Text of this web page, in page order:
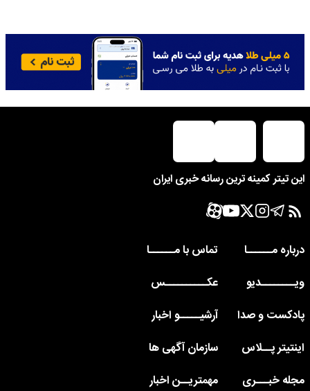
این تیتر کمینه ترین رسانه خبری ایران
درباره مــــــا
تماس با مــــــا
ویــــــــدیو
عکــــــــــس
پادکست و صدا
آرشیـــــو اخبار
اینتیتر پــلاس
سازمان آگهی ها
مجله خبـــری
مهمتریــن اخبار